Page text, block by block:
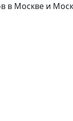
в Москве и